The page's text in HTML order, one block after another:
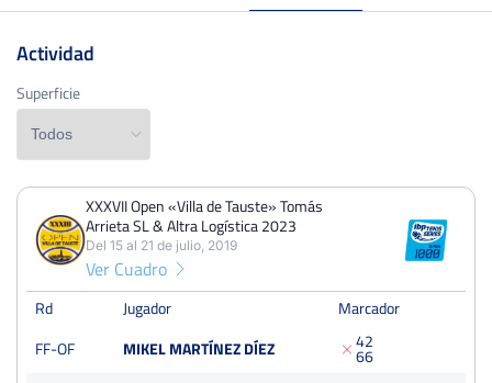
Superficie
PERDIDOSPARTIDOSGANADOS
5 8
PERDIDOS SETS
10
PERDIDOS JUEGOS GANADOS
Actividad
Superficie
XXXVII Open «Villa de Tauste» Tomás
Arrieta SL & Altra Logística 2023
Del 15 al 21 de julio, 2019
Ver Cuadro
Rd Jugador
Marcador
FF-OF
MIKEL MARTÍNEZ DÍEZ 4
6
2
6